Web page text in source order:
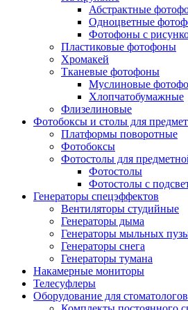
Абстрактные
Одноцветные
Фотофоны с
Пластиковые фотофоны
Хромакей
Тканевые фотофоны
Муслиновые
Хлопчатобумажные
Флизелиновые
Фотобоксы и столы для
Платформы поворотные
Фотобоксы
Фотостолы для
Фотостолы
Фотостолы с
Генераторы спецэффектов
Вентиляторы студийные
Генераторы дыма
Генераторы мыльных
Генераторы снега
Генераторы тумана
Накамерные мониторы
Телесуфлеры
Оборудование для стоматологов